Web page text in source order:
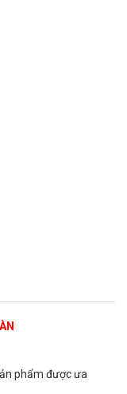
phẩm được ưa